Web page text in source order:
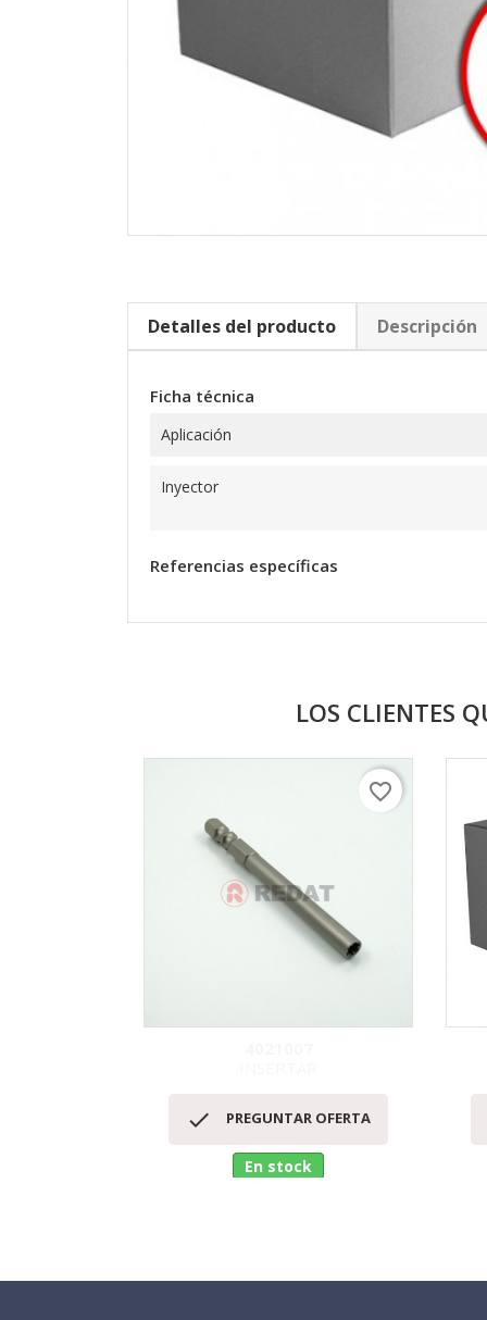
Detalles del producto Descripción
Ficha técnica
Aplicación
Inyector
Referencias específicas
LOS CLIENTES
Vista rápida
 PREGUNTAR OFERTA
En stock
favorite_border